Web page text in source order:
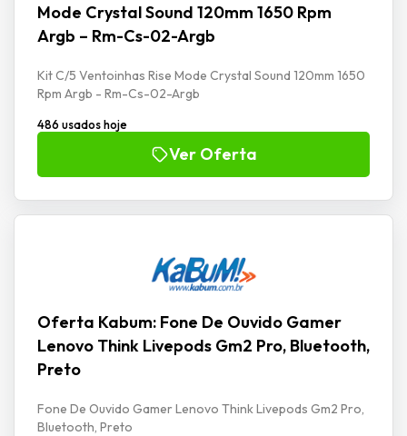
Mode Crystal Sound 120mm 1650 Rpm
Argb – Rm-Cs-02-Argb
Kit C/5 Ventoinhas Rise Mode Crystal Sound 120mm 1650
Rpm Argb - Rm-Cs-02-Argb
486 usados hoje
Ver Oferta
Oferta Kabum: Fone De Ouvido Gamer
Lenovo Think Livepods Gm2 Pro, Bluetooth,
Preto
Fone De Ouvido Gamer Lenovo Think Livepods Gm2 Pro,
Bluetooth, Preto